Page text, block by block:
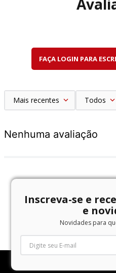
FAÇA LOGIN PARA
Mais recentes Todos
Nenhuma avaliação
Inscreva-se e
e
Novidades para